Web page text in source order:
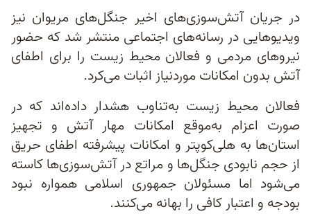
در جریان آتش‌سوزی‌های اخیر جنگل‌های مریوان نیز
ویدیوهایی در رسانه‌های اجتماعی منتشر شد که حضور
نیروهای مردمی و فعالان محیط‌ زیست را برای اطفای
آتش بدون امکانات موردنیاز اثبات می‌کرد.
فعالان محیط‌ زیست به‌تناوب هشدار داده‌اند که در
صورت اعزام به‌موقع امکانات مهار آتش و تجهیز
استان‌ها به هلی‌کوپتر و امکانات پیشرفته اطفای حریق
از حجم نابودی جنگل‌ها و مراتع در آتش‌سوزی‌ها کاسته
می‌شود اما مسئولان جمهوری اسلامی همواره نبود
بودجه و اعتبار کافی را بهانه می‌کنند.